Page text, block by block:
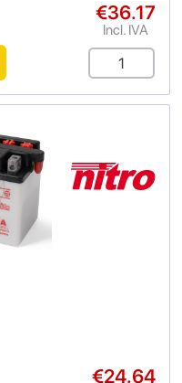
€36.17
Incl. IVA
€24.64